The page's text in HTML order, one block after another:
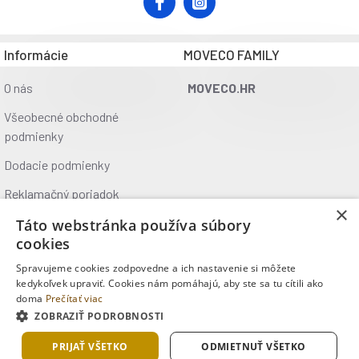
Informácie
O nás
Všeobecné obchodné
podmienky
Dodacie podmienky
Reklamačný poriadok
Ochrana údajov
Kontakt
Kde nás nájdete
MOVECO FAMILY
MOVECO.HR
Copyright © 2025, MOVECO s.r.o., Všetky práva vyhradené
×
Táto webstránka používa súbory
cookies
Spravujeme cookies zodpovedne a ich nastavenie si môžete
kedykoľvek upraviť. Cookies nám pomáhajú, aby ste sa tu cítili ako
doma Prečítať viac
ZOBRAZIŤ PODROBNOSTI
PRIJAŤ VŠETKO ODMIETNUŤ VŠETKO